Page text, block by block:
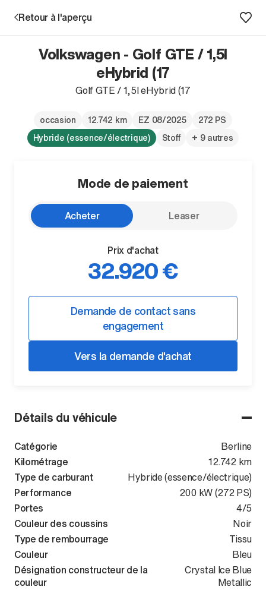
Prestations
Succursales
Recherche d'un véhicule
Entreprise & Carrière
Retour à l'aperçu
Détails du véhicule
Catégorie
Berline
Kilométrage
12.742 km
Type de carburant
Hybride (essence/électrique)
Performance
200 kW (272 PS)
Portes
4/5
Couleur des coussins
Noir
Type de rembourrage
Tissu
Couleur
Bleu
Désignation constructeur de la
couleur
Crystal Ice Blue
Metallic
Volkswagen - Golf GTE / 1,5l
eHybrid (17
Golf GTE / 1,5l eHybrid (17
occasion 12.742 km EZ 08/2025
272 PS
Hybride (essence/électrique)
Stoff + 9 autres
Mode de paiement
Acheter Leaser
Prix d'achat
32.920 €
Demande de contact sans
engagement
Vers la demande d'achat